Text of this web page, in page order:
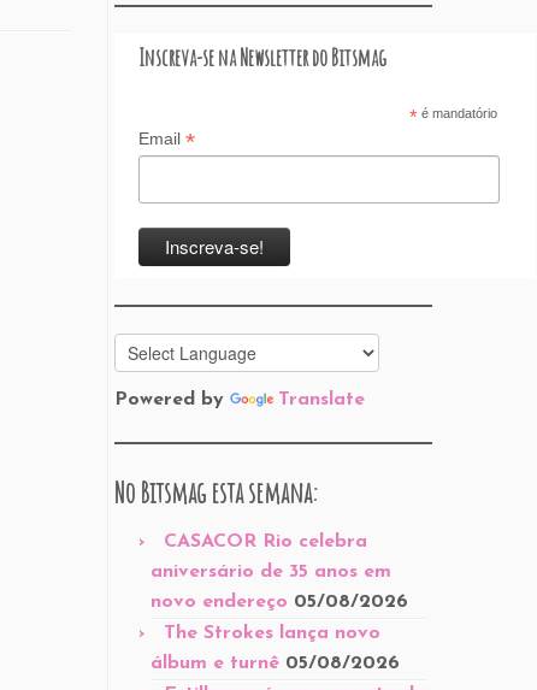
Inscreva-se na Newsletter do Bitsmag
*é mandatório
Email *
Powered by Translate
No Bitsmag esta semana:
CASACOR Rio celebra
aniversário de 35 anos em
novo endereço 05/08/2026
The Strokes lança novo
álbum e turnê 05/08/2026